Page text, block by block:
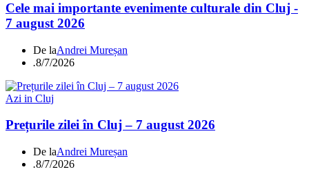
Cele mai importante evenimente culturale din Cluj -
7 august 2026
De laAndrei Mureșan
.8/7/2026
Azi in Cluj
Prețurile zilei în Cluj – 7 august 2026
De laAndrei Mureșan
.8/7/2026